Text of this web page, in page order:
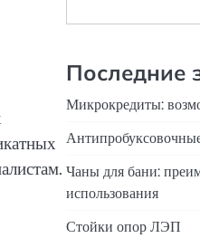
Последние
Микрокредиты:
Чаны для бани:
использования
Стойки опор ЛЭП